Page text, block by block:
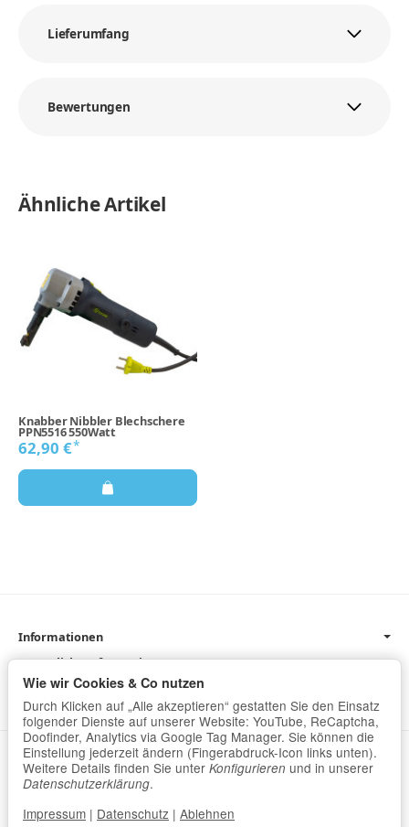
Lieferumfang
Bewertungen
Ähnliche Artikel
Knabber Nibbler Blechschere
PPN5516 550Watt
62,90 €*
Informationen
Gesetzliche Informationen
Newsletter
Datenschutz•Impressum
Vertrag widerrufen
Wie wir Cookies & Co nutzen
Durch Klicken auf „Alle akzeptieren“ gestatten Sie den Einsatz
folgender Dienste auf unserer Website: YouTube, ReCaptcha,
Doofinder, Analytics via Google Tag Manager. Sie können die
Einstellung jederzeit ändern (Fingerabdruck-Icon links unten).
Weitere Details finden Sie unter Konfigurieren und in unserer
Datenschutzerklärung.
Impressum | Datenschutz | Ablehnen